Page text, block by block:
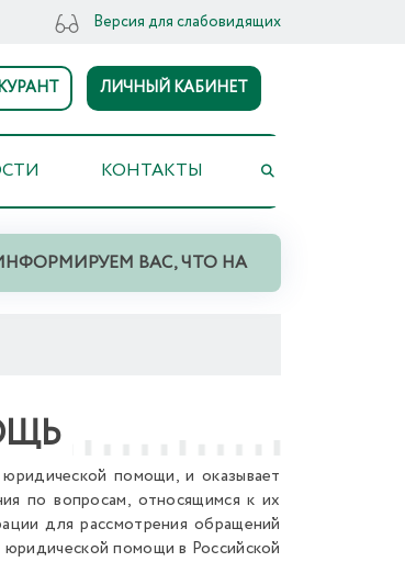
Версия для слабовидящих
ЛИЧНЫЙ КАБИНЕТ
КОНТАКТЫ
ВАС, ЧТО НА ТЕРРИТОРИИ
помощи, и оказывает
по вопросам, относящимся к их
для рассмотрения обращений
помощи в Российской